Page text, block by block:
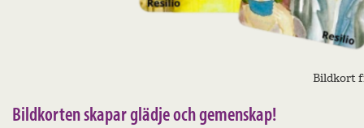
Bildkort
Bildkorten skapar glädje och gemenskap!